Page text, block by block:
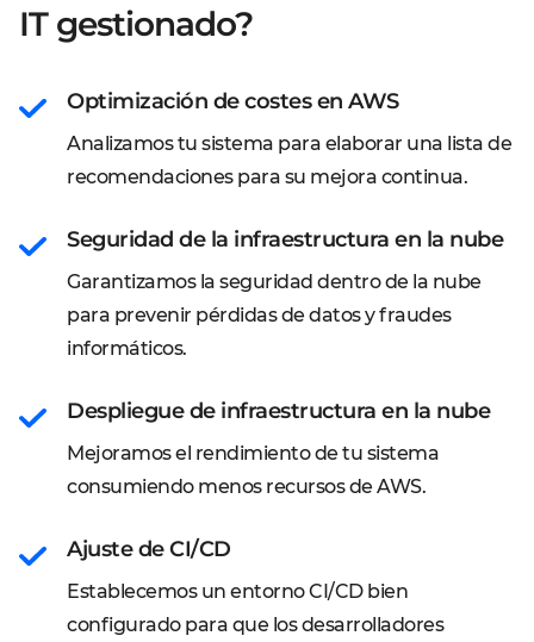
IT gestionado?
Optimización de costes en AWS
Analizamos tu sistema para elaborar una lista de
recomendaciones para su mejora continua.
Seguridad de la infraestructura en la nube
Garantizamos la seguridad dentro de la nube
para prevenir pérdidas de datos y fraudes
informáticos.
Despliegue de infraestructura en la nube
Mejoramos el rendimiento de tu sistema
consumiendo menos recursos de AWS.
Ajuste de CI/CD
Establecemos un entorno CI/CD bien
configurado para que los desarrolladores